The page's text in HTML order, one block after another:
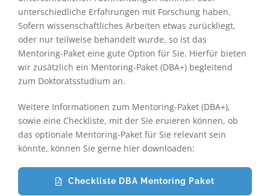
unterschiedliche Erfahrungen mit Forschung haben.
Sofern wissenschaftliches Arbeiten etwas zurückliegt,
oder nur teilweise behandelt wurde, so ist das
Mentoring-Paket eine gute Option für Sie. Hierfür bieten
wir zusätzlich ein Mentoring-Paket (DBA+) begleitend
zum Doktoratsstudium an.
Weitere Informationen zum Mentoring-Paket (DBA+),
sowie eine Checkliste, mit der Sie eruieren können, ob
das optionale Mentoring-Paket für Sie relevant sein
könnte, können Sie gerne hier downloaden:
Checkliste DBA Mentoring Paket